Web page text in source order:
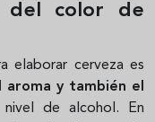
del color de
elaborar cerveza es
aroma y también el
de alcohol. En